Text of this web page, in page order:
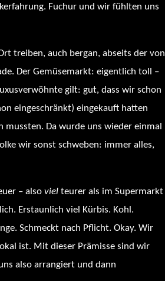
Fuchur und wir fühlten uns
treiben, auch bergan, abseits der von
Der Gemüsemarkt: eigentlich toll –
gilt: gut, dass wir schon
eingeschränkt) eingekauft hatten
mussten. Da wurde uns wieder einmal
wir sonst schweben: immer alles,
– also viel teurer als im Supermarkt
Erstaunlich viel Kürbis. Kohl.
Schmeckt nach Pflicht. Okay. Wir
ist. Mit dieser Prämisse sind wir
also arrangiert und dann